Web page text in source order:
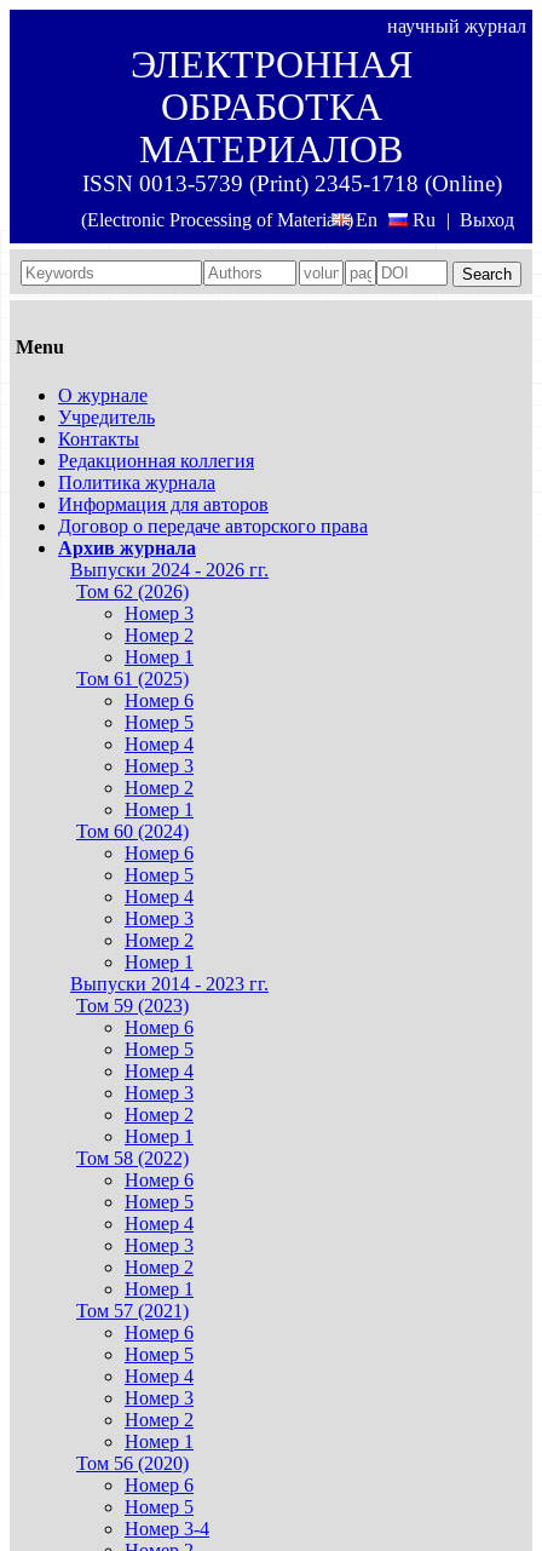
научный журнал
ЭЛЕКТРОННАЯ
ОБРАБОТКА
МАТЕРИАЛОВ
ISSN 0013-5739 (Print) 2345-1718 (Online)
(Electronic Processing of Materials) Выход
En Ru |
Search
Menu
О журнале
Учредитель
Контакты
Редакционная коллегия
Политика журнала
Информация для авторов
Договор о передаче авторского права
Архив журнала
Выпуски 2024 - 2026 гг.
Том 62 (2026)
Номер 3
Номер 2
Номер 1
Том 61 (2025)
Номер 6
Номер 5
Номер 4
Номер 3
Номер 2
Номер 1
Том 60 (2024)
Номер 6
Номер 5
Номер 4
Номер 3
Номер 2
Номер 1
Выпуски 2014 - 2023 гг.
Том 59 (2023)
Номер 6
Номер 5
Номер 4
Номер 3
Номер 2
Номер 1
Том 58 (2022)
Номер 6
Номер 5
Номер 4
Номер 3
Номер 2
Номер 1
Том 57 (2021)
Номер 6
Номер 5
Номер 4
Номер 3
Номер 2
Номер 1
Том 56 (2020)
Номер 6
Номер 5
Номер 3-4